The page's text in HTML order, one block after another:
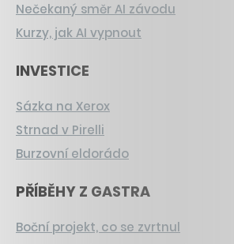
Nečekaný směr AI závodu
Kurzy, jak AI vypnout
INVESTICE
Sázka na Xerox
Strnad v Pirelli
Burzovní eldorádo
PŘÍBĚHY Z GASTRA
Boční projekt, co se zvrtnul